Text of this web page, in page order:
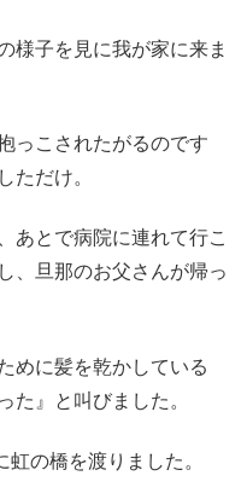
様子を見に我が家に来ま
っこされたがるのです
ただけ。
あとで病院に連れて行こ
、旦那のお父さんが帰っ
めに髪を乾かしている
た』と叫びました。
の橋を渡りました。